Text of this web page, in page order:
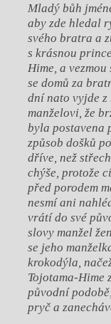
Mladý bůh jmé
aby zde hledal
svého bratra a
s krásnou
Hime, a
se domů za
dní nato vyjde z
manželovi, že
byla postavena
způsob došků
dříve, než
chýše, protože
před porodem
nesmí ani
vrátí do své
slovy manžel
se jeho
krokodýla,
Tojotama-Hime
původní
pryč a